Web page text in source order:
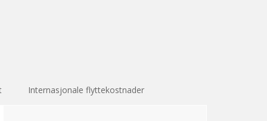
Internasjonale flyttekostnader